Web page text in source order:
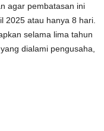
agar pembatasan ini
2025 atau hanya 8 hari.
selama lima tahun
dialami pengusaha,